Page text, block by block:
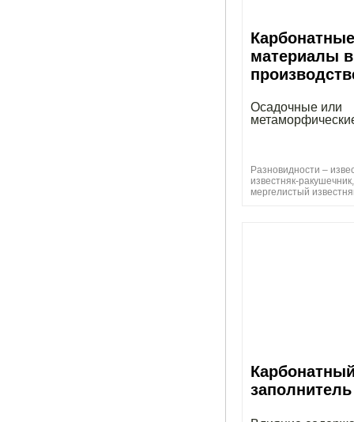
Карбонатные
материалы в
Осадочные или
Разновидности –
известняк-
мергелистый